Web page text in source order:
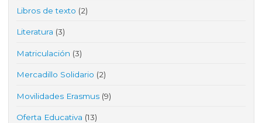
Libros de texto (2)
Literatura (3)
Matriculación (3)
Mercadillo Solidario (2)
Movilidades Erasmus (9)
Oferta Educativa (13)